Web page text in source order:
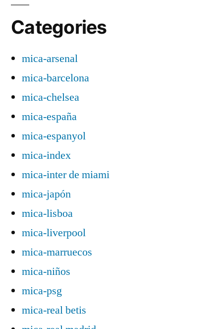
Categories
mica-arsenal
mica-barcelona
mica-chelsea
mica-españa
mica-espanyol
mica-index
mica-inter de miami
mica-japón
mica-lisboa
mica-liverpool
mica-marruecos
mica-niños
mica-psg
mica-real betis